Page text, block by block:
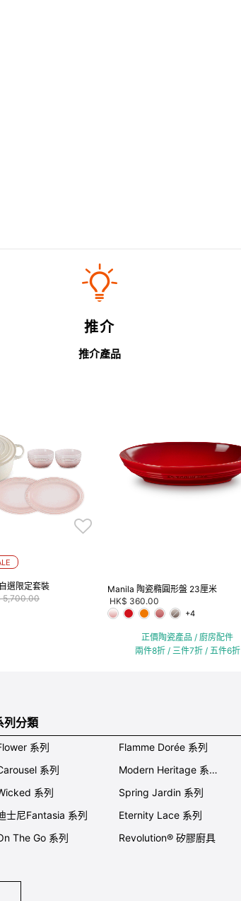
推介
推介產品
選限定套裝
reduced from
5,700.00to
Manila 陶瓷橢圓形盤 23厘米
HK$ 360.00
+4
正價陶瓷產品 / 廚房配件
兩件8折 / 三件7折 / 五件6折
列分類
系列
系列
系列
士尼Fantasia 系列
The Go 系列
Flamme Dorée 系列
Modern Heritage 系列
Spring Jardin 系列
Eternity Lace 系列
Revolution® 矽膠廚具